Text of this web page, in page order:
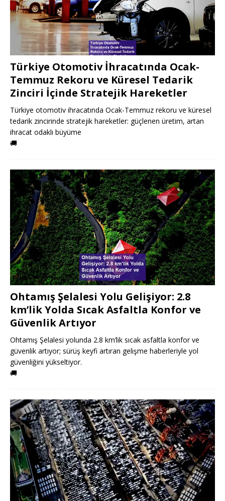
Türkiye Otomotiv İhracatında Ocak-
Temmuz Rekoru ve Küresel Tedarik
Zinciri İçinde Stratejik Hareketler
Türkiye otomotiv ihracatında Ocak-Temmuz rekoru ve küresel
tedarik zincirinde stratejik hareketler: güçlenen üretim, artan
ihracat odaklı büyüme
🚚
Ohtamış Şelalesi Yolu Gelişiyor: 2.8
km’lik Yolda Sıcak Asfaltla Konfor ve
Güvenlik Artıyor
Ohtamış Şelalesi yolunda 2.8 km’lik sıcak asfaltla konfor ve
güvenlik artıyor; sürüş keyfi artıran gelişme haberleriyle yol
güvenliğini yükseltiyor.
🚚